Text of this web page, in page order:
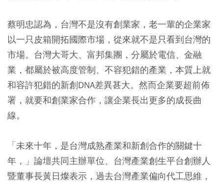
蔡明忠認為，台灣不是沒有創業家，老一輩的企業家
以一只皮箱開拓國際市場，從來就不是只看到台灣的
市場。台灣大哥大、富邦集團，分屬於電信、金融
業，都屬於被高度管制、不容犯錯的產業，本質上就
和容許犯錯的新創DNA差異甚大。然而企業要超前佈
署，就要和創業家合作，讓企業長出更多的成長曲
線。
「未來十年，是台灣成熟產業和新創合作的關鍵十
年，」論壇共同主辦單位、台灣產業創生平台創辦人
暨董事長黃日燦表示，過去台灣產業偏向代工思維，